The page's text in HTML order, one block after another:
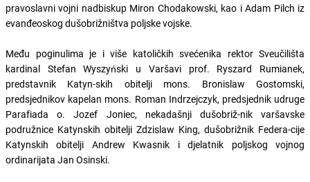
pravoslavni vojni nadbiskup Miron Chodakowski, kao i Adam Pilch iz
evanđeoskog dušobrižništva poljske vojske.
Među poginulima je i više katoličkih svećenika rektor Sveučilišta
kardinal Stefan Wyszyński u Varšavi prof. Ryszard Rumianek,
predstavnik Katyn-skih obitelji mons. Bronislaw Gostomski,
predsjednikov kapelan mons. Roman Indrzejczyk, predsjednik udruge
Parafiada o. Jozef Joniec, nekadašnji dušobriž-nik varšavske
podružnice Katynskih obitelji Zdzislaw King, dušobrižnik Federa-cije
Katynskih obitelji Andrew Kwasnik i djelatnik poljskog vojnog
ordinarijata Jan Osinski.